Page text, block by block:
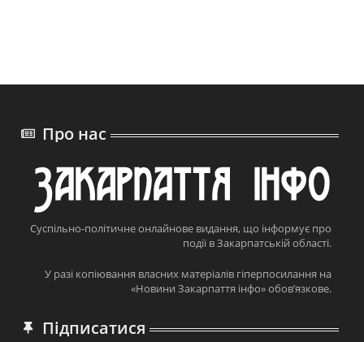
Про нас
Суспільно-політичне онлайнове видання, що інформує про
події в Закарпатській області.
У разі копіювання власних матеріалів гіперпосилання на
«Новини Закарпаття інфо» обов’язкове.
Підписатися